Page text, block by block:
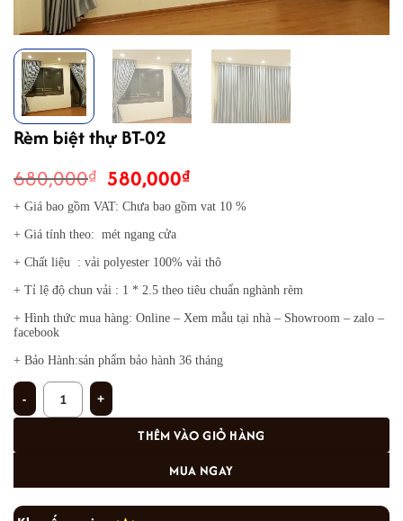
Rèm biệt thự BT-02
680,000₫ Giá
gốc
là:
680,000₫.
580,000₫Giá
hiện
tại
580,000₫.
+ Giá bao gồm VAT: Chưa bao gồm vat 10 %
+ Giá tính theo: mét ngang cửa
+ Chất liệu : vải polyester 100% vải thô
+ Tỉ lệ độ chun vải : 1 * 2.5 theo tiêu chuẩn nghành rèm
+ Hình thức mua hàng: Online – Xem mẫu tại nhà – Showroom – zalo –
facebook
+ Bảo Hành:sản phẩm bảo hành 36 tháng
Rèm biệt thự BT-02 số lượng
THÊM VÀO GIỎ HÀNG
MUA NGAY